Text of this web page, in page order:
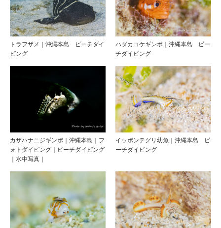
トラフザメ｜沖縄本島 ビーチダイ
ビング
ハダカコケギンポ｜沖縄本島 ビー
チダイビング
カザハナニジギンポ｜沖縄本島｜フ
ォトダイビング｜ビーチダイビング
｜水中写真｜
イッポンテグリ幼魚｜沖縄本島 ビ
ーチダイビング